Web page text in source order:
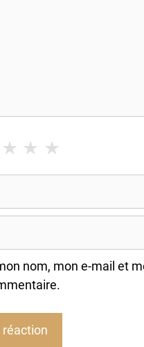
★
★
★
nom, mon e-mail et